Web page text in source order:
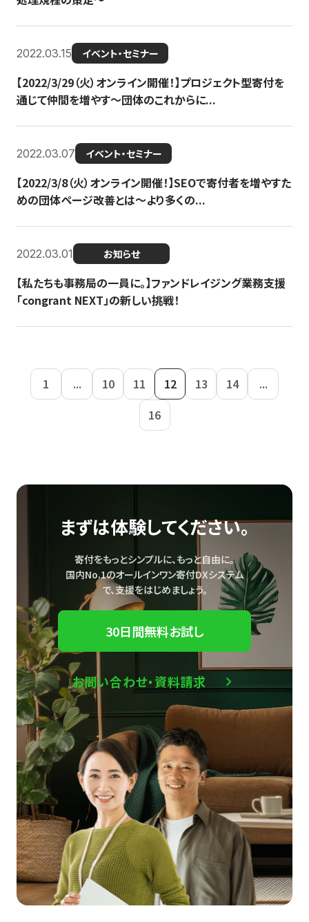
2022.03.15 イベント・セミナー
【2022/3/29（火）オンライン開催！】プロジェクト型寄付を
通じて仲間を増やす～団体のこれからに...
2022.03.07 イベント・セミナー
【2022/3/8（火）オンライン開催！】SEOで寄付者を増やすた
めの団体ページ改善とは～より多くの...
2022.03.01 お知らせ
【私たちも事務局の一員に。】ファンドレイジング業務支援
「congrant NEXT」の新しい挑戦！
1 ... 10 11 12 13 14
...
16
まずは体験してください。
寄付をもっとシンプルに、もっと自由に。
国内No.1のオールインワン寄付DXシステム
で、支援をはじめましょう。
30日間無料お試し
お問い合わせ・資料請求